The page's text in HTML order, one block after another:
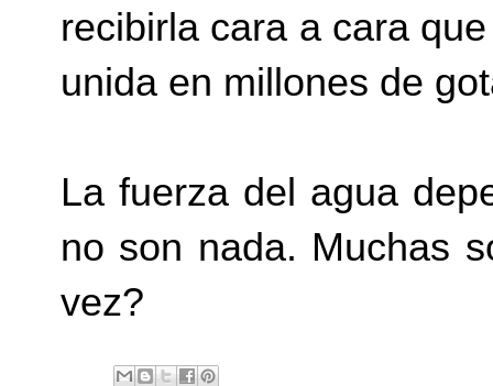
recibirla cara a cara
unida en millones de
La fuerza del agua
no son nada. Muchas
vez?